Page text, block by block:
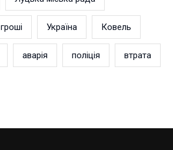
гроші Україна Ковель
аварія поліція втрата